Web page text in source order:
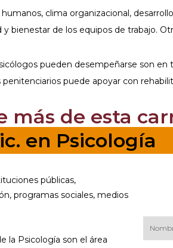
clima organizacional,
bienestar de los equipos de trabajo.
pueden desempeñarse son en
puede apoyar con
más de esta
en Psicología
públicas,
programas sociales, medios
la Psicología son el área